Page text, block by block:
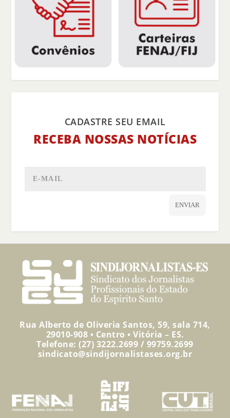
CADASTRE SEU EMAIL
RECEBA NOSSAS NOTÍCIAS
ENVIAR
Rua Alberto de Oliveria Santos, 59, sala 714,
29010-908 • Centro • Vitória – ES.
Telefone: (27) 3222.2699 / 99759.2699
sindicato@sindijornalistases.org.br